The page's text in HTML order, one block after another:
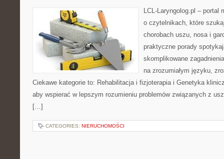
LCL-Laryngolog.pl –
o czytelnikach, które
chorobach uszu, nosa i
praktyczne porady
skomplikowane
na zrozumiałym języku,
Ciekawe kategorie to: Rehabilitacja i fizjoterapia i Genetyka
aby wspierać w lepszym rozumieniu problemów związanych z
[…]
CATEGORIES: NIERUCHOMOŚCI